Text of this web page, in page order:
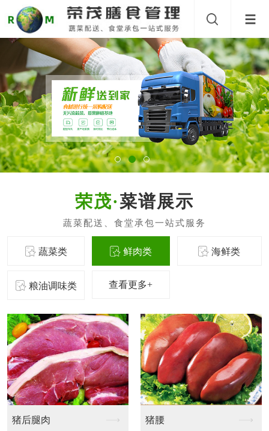
菜谱展示
蔬菜类 鲜肉类 海鲜类
粮油调味类 查看更多+
鲢鱼 草鱼